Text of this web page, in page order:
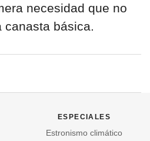
necesidad que no
canasta básica.
especiales
Estronismo climático